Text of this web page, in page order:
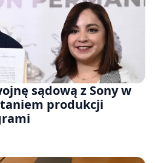
sądową z Sony w
produkcji